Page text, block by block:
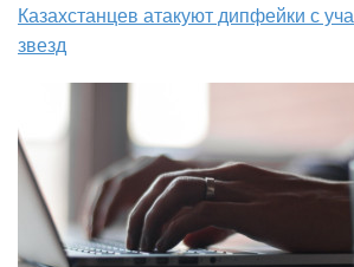
Казахстанцев атакуют дипфейки с
звезд